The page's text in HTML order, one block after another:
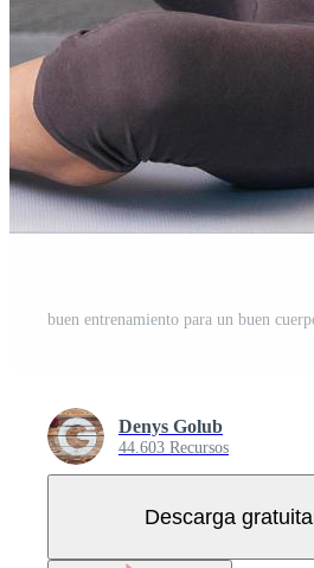
Denys Golub
44.603 Recursos
Descarga gratuita